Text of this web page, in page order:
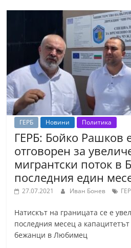
ГЕРБ Новини Политика
ГЕРБ: Бойко Рашков
отговорен за
мигрантски поток в
последния един
27.07.2021 Иван Бонев
Натискът на границата се е
последния месец а
бежанци в Любимец